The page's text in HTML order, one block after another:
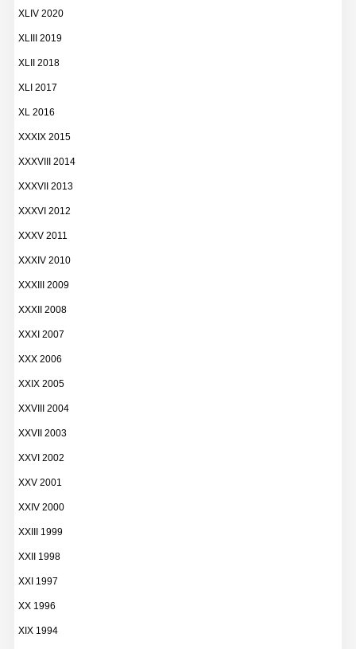
XLIV 2020
XLIII 2019
XLII 2018
XLI 2017
XL 2016
XXXIX 2015
XXXVIII 2014
XXXVII 2013
XXXVI 2012
XXXV 2011
XXXIV 2010
XXXIII 2009
XXXII 2008
XXXI 2007
XXX 2006
XXIX 2005
XXVIII 2004
XXVII 2003
XXVI 2002
XXV 2001
XXIV 2000
XXIII 1999
XXII 1998
XXI 1997
XX 1996
XIX 1994